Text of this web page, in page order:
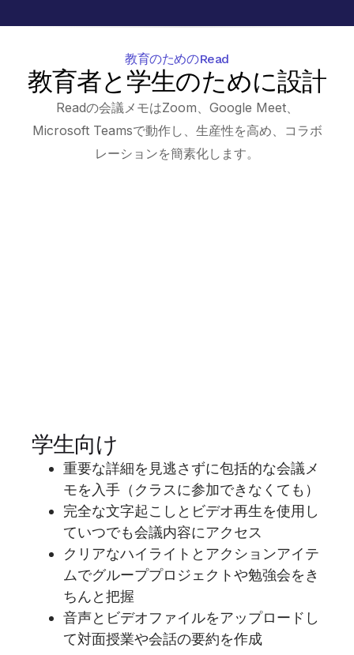
教育のためのRead
教育者と学生のために設計
Readの会議メモはZoom、Google Meet、
Microsoft Teamsで動作し、生産性を高め、コラボ
レーションを簡素化します。
学生向け
重要な詳細を見逃さずに包括的な会議メ
モを入手（クラスに参加できなくても）
完全な文字起こしとビデオ再生を使用し
ていつでも会議内容にアクセス
クリアなハイライトとアクションアイテ
ムでグループプロジェクトや勉強会をき
ちんと把握
音声とビデオファイルをアップロードし
て対面授業や会話の要約を作成